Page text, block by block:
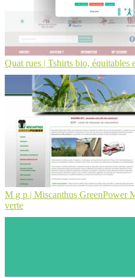
Quat rues | Tshirts bio, équitables
M g p | Miscanthus GreenPower
verte